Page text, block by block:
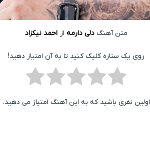
متن آهنگ دلی دارمه از احمد نیکزاد
روی یک ستاره کلیک کنید تا به آن امتیاز دهید!
اولین نفری باشید که به این آهنگ امتیاز می دهید.